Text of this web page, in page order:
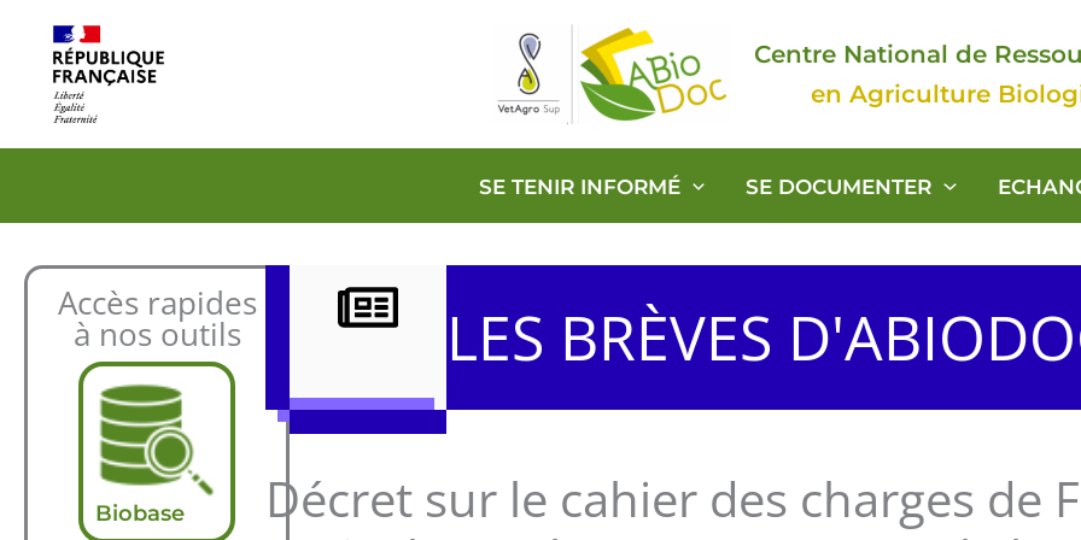
contenu
Centre National de
en Agriculture
SE TENIR INFORMÉ SE DOCUMENTER
Accès rapides
à nos outils
Biobase
LES BRÈVES
Décret sur le cahier des charges de